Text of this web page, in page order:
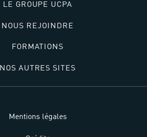
LE GROUPE UCPA
NOUS REJOINDRE
FORMATIONS
NOS AUTRES SITES
Mentions légales